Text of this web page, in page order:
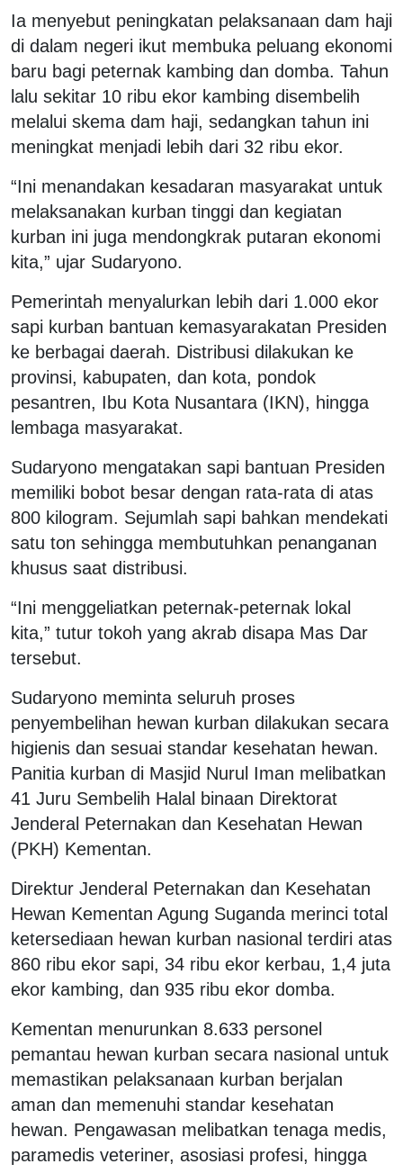
Ia menyebut peningkatan pelaksanaan dam haji
di dalam negeri ikut membuka peluang ekonomi
baru bagi peternak kambing dan domba. Tahun
lalu sekitar 10 ribu ekor kambing disembelih
melalui skema dam haji, sedangkan tahun ini
meningkat menjadi lebih dari 32 ribu ekor.
“Ini menandakan kesadaran masyarakat untuk
melaksanakan kurban tinggi dan kegiatan
kurban ini juga mendongkrak putaran ekonomi
kita,” ujar Sudaryono.
Pemerintah menyalurkan lebih dari 1.000 ekor
sapi kurban bantuan kemasyarakatan Presiden
ke berbagai daerah. Distribusi dilakukan ke
provinsi, kabupaten, dan kota, pondok
pesantren, Ibu Kota Nusantara (IKN), hingga
lembaga masyarakat.
Sudaryono mengatakan sapi bantuan Presiden
memiliki bobot besar dengan rata-rata di atas
800 kilogram. Sejumlah sapi bahkan mendekati
satu ton sehingga membutuhkan penanganan
khusus saat distribusi.
“Ini menggeliatkan peternak-peternak lokal
kita,” tutur tokoh yang akrab disapa Mas Dar
tersebut.
Sudaryono meminta seluruh proses
penyembelihan hewan kurban dilakukan secara
higienis dan sesuai standar kesehatan hewan.
Panitia kurban di Masjid Nurul Iman melibatkan
41 Juru Sembelih Halal binaan Direktorat
Jenderal Peternakan dan Kesehatan Hewan
(PKH) Kementan.
Direktur Jenderal Peternakan dan Kesehatan
Hewan Kementan Agung Suganda merinci total
ketersediaan hewan kurban nasional terdiri atas
860 ribu ekor sapi, 34 ribu ekor kerbau, 1,4 juta
ekor kambing, dan 935 ribu ekor domba.
Kementan menurunkan 8.633 personel
pemantau hewan kurban secara nasional untuk
memastikan pelaksanaan kurban berjalan
aman dan memenuhi standar kesehatan
hewan. Pengawasan melibatkan tenaga medis,
paramedis veteriner, asosiasi profesi, hingga